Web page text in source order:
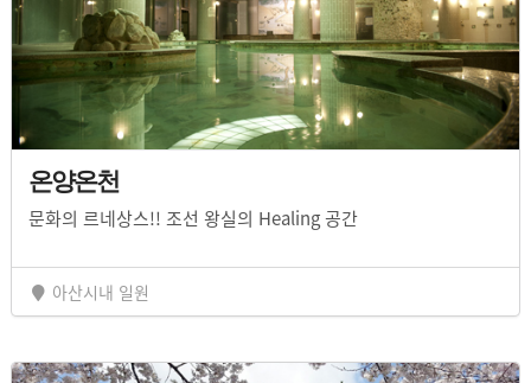
온양온천
문화의 르네상스!! 조선 왕실의 Healing 공간
아산시내 일원